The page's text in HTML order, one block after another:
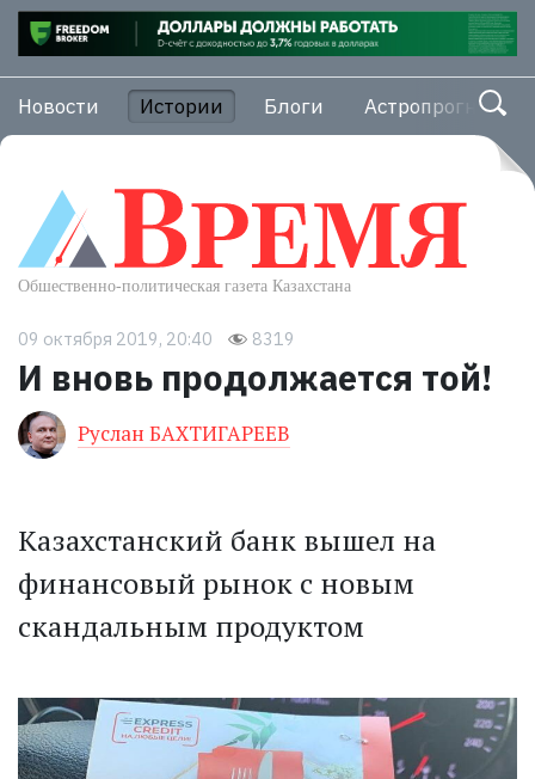
Новости Истории Блоги Астропрогноз
09 октября 2019, 20:40 8319
И вновь продолжается той!
Руслан БАХТИГАРЕЕВ
Казахстанский банк вышел на
финансовый рынок с новым
скандальным продуктом